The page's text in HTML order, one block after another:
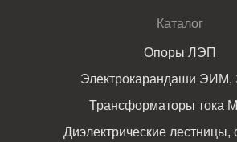
Каталог
Опоры ЛЭП
Электрокарандаши
Трансформаторы тока
Диэлектрические лестницы,